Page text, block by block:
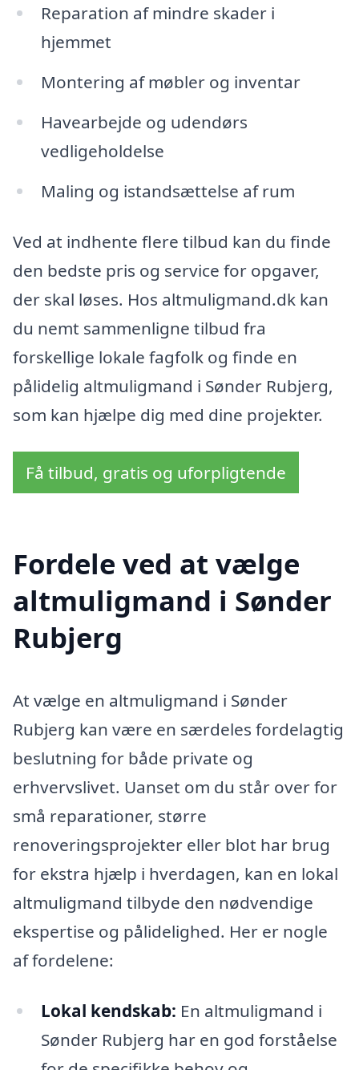
Reparation af mindre skader i
hjemmet
Montering af møbler og inventar
Havearbejde og udendørs
vedligeholdelse
Maling og istandsættelse af rum
Ved at indhente flere tilbud kan du finde
den bedste pris og service for opgaver,
der skal løses. Hos altmuligmand.dk kan
du nemt sammenligne tilbud fra
forskellige lokale fagfolk og finde en
pålidelig altmuligmand i Sønder Rubjerg,
som kan hjælpe dig med dine projekter.
Få tilbud, gratis og uforpligtende
Fordele ved at vælge
altmuligmand i Sønder
Rubjerg
At vælge en altmuligmand i Sønder
Rubjerg kan være en særdeles fordelagtig
beslutning for både private og
erhvervslivet. Uanset om du står over for
små reparationer, større
renoveringsprojekter eller blot har brug
for ekstra hjælp i hverdagen, kan en lokal
altmuligmand tilbyde den nødvendige
ekspertise og pålidelighed. Her er nogle
af fordelene:
Lokal kendskab: En altmuligmand i
Sønder Rubjerg har en god forståelse